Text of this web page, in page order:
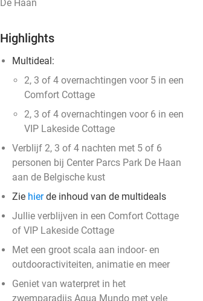
De Haan
Highlights
Multideal:
2, 3 of 4 overnachtingen voor 5 in een
Comfort Cottage
2, 3 of 4 overnachtingen voor 6 in een
VIP Lakeside Cottage
Verblijf 2, 3 of 4 nachten met 5 of 6
personen bij Center Parcs Park De Haan
aan de Belgische kust
Zie hierde inhoud van de multideals
Jullie verblijven in een Comfort Cottage
of VIP Lakeside Cottage
Met een groot scala aan indoor- en
outdooractiviteiten, animatie en meer
Geniet van waterpret in het
zwemparadijs Aqua Mundo met vele